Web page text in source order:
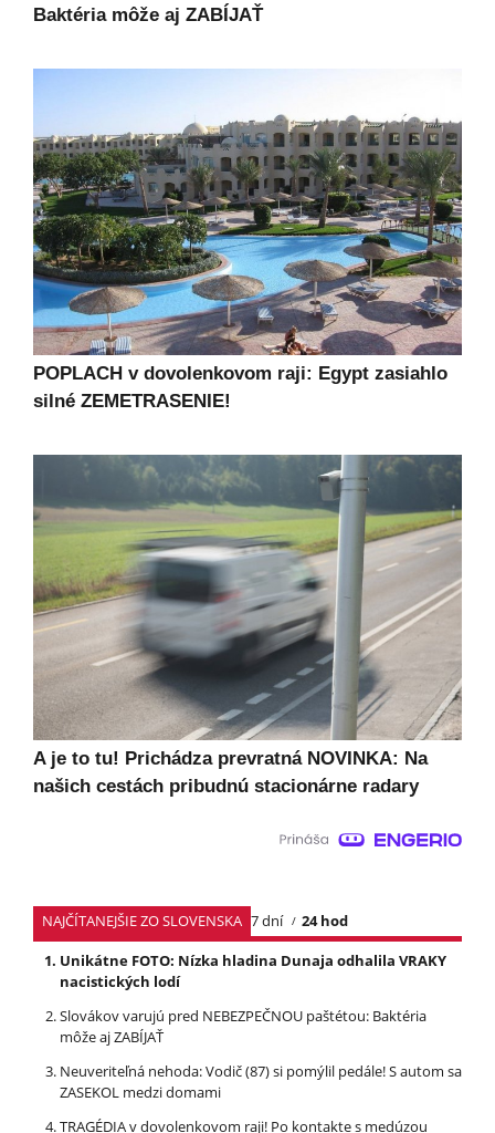
Baktéria môže aj ZABÍJAŤ
POPLACH v dovolenkovom raji: Egypt zasiahlo
silné ZEMETRASENIE!
A je to tu! Prichádza prevratná NOVINKA: Na
našich cestách pribudnú stacionárne radary
NAJČÍTANEJŠIE ZO SLOVENSKA 7 dní
24 hod
Unikátne FOTO: Nízka hladina Dunaja odhalila VRAKY
nacistických lodí
Slovákov varujú pred NEBEZPEČNOU paštétou: Baktéria
môže aj ZABÍJAŤ
Neuveriteľná nehoda: Vodič (87) si pomýlil pedále! S autom sa
ZASEKOL medzi domami
TRAGÉDIA v dovolenkovom raji! Po kontakte s medúzou